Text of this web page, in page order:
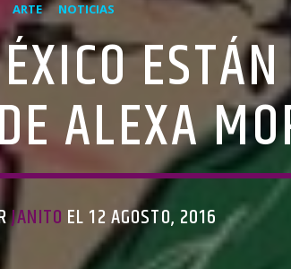
ARTE NOTICIAS
ALEXA
JANITO EL 12 AGOSTO, 2016